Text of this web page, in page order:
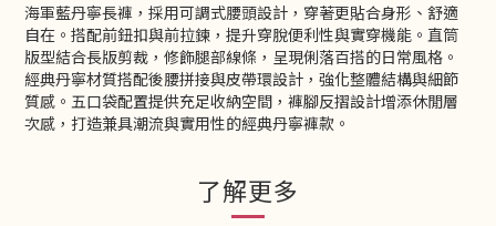
海軍藍丹寧長褲，採用可調式腰頭設計，穿著更貼合身形、舒適
自在。搭配前鈕扣與前拉鍊，提升穿脫便利性與實穿機能。直筒
版型結合長版剪裁，修飾腿部線條，呈現俐落百搭的日常風格。
經典丹寧材質搭配後腰拼接與皮帶環設計，強化整體結構與細節
質感。五口袋配置提供充足收納空間，褲腳反摺設計增添休閒層
次感，打造兼具潮流與實用性的經典丹寧褲款。
了解更多